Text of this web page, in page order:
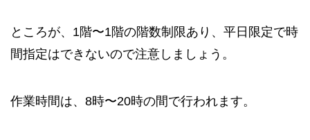
ところが、1階〜1階の階数制限あり、平日限定で時
間指定はできないので注意しましょう。
作業時間は、8時〜20時の間で行われます。